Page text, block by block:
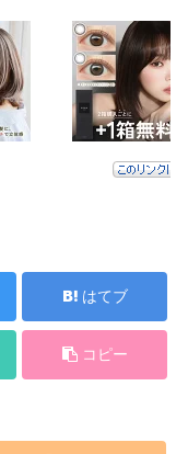
はてブ
コピー